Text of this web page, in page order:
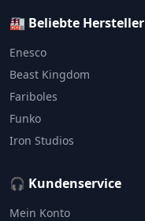
🏭 Beliebte Hersteller
Enesco
Beast Kingdom
Fariboles
Funko
Iron Studios
🎧 Kundenservice
Mein Konto